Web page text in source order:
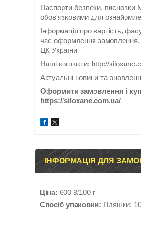
Паспорти безпеки, висновки
обов'язковими для
Інформація про вартість,
час оформлення замовлення.
ЦК України.
Наші контакти: http://
Актуальні новини та
Оформити замовлення і
https://siloxane.com.ua/
ІНФОРМАЦІЯ ДЛЯ
Ціна: 600 ₴/100 г
Спосіб упаковки: Пляшки: